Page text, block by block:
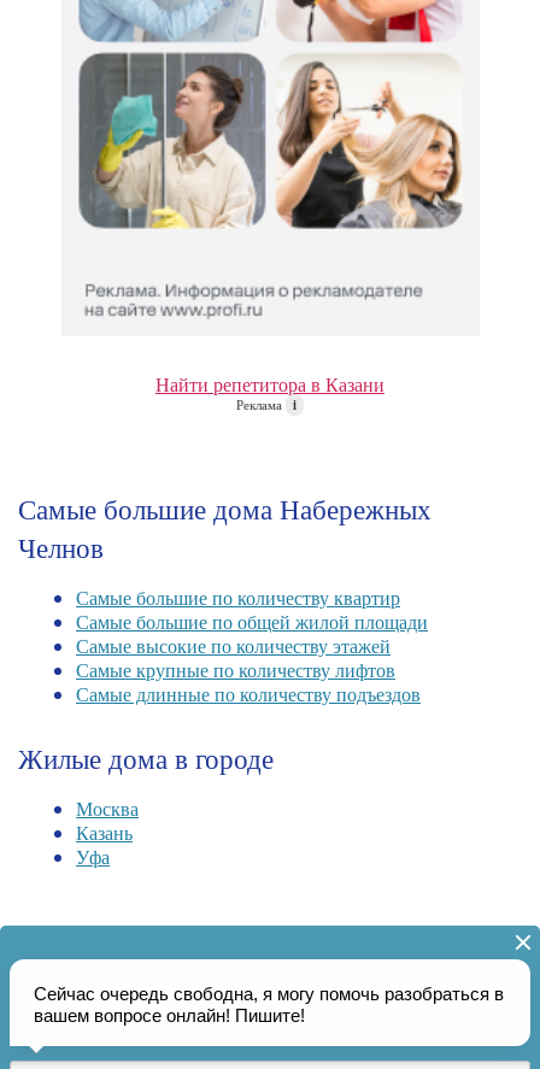
Найти репетитора в Казани
Реклама i
Самые большие дома Набережных
Челнов
Самые большие по количеству квартир
Самые большие по общей жилой площади
Самые высокие по количеству этажей
Самые крупные по количеству лифтов
Самые длинные по количеству подъездов
Жилые дома в городе
Москва
Казань
Уфа
Актуальная информация о1357домах и
жилыми домами организациях ЖКХ Набережных Челнов на
01.08.2026